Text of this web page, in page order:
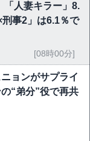
「人妻キラー」8.
事2」は6.1％で
[08時00分]
ョンがサプライ
“弟分”役で再共